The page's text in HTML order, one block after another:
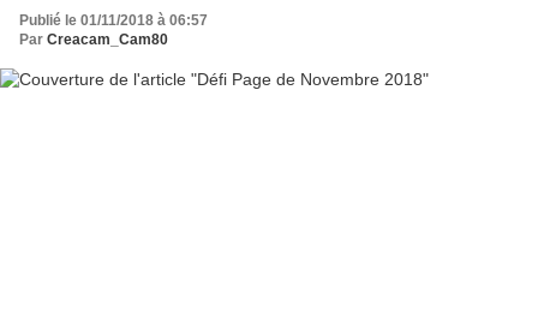
Publié le 01/11/2018 à 06:57
Par Creacam_Cam80